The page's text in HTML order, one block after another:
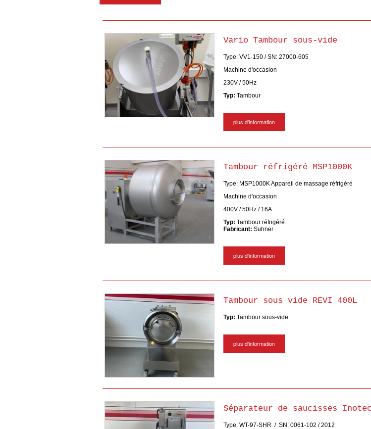
Vario Tambour sous-vide
Type: VV1-150 / SN: 27000-605
Machine d'occasion
230V / 50Hz
Typ: Tambour
plus d'information
Tambour réfrigéré MSP1000K
Type: MSP1000K Appareil de massage réfrigéré
Machine d'occasion
400V / 50Hz / 16A
Typ: Tambour réfrigéré
Fabricant: Suhner
plus d'information
Tambour sous vide REVI 400L
Typ: Tambour sous-vide
plus d'information
Séparateur de saucisses
Type: WT-97-SHR / SN: 0061-102 / 2012